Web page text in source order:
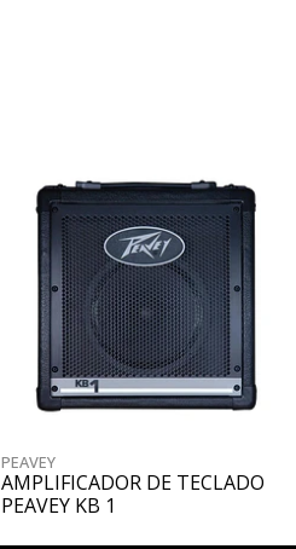
PEAVEY
AMPLIFICADOR DE TECLADO
PEAVEY KB 1